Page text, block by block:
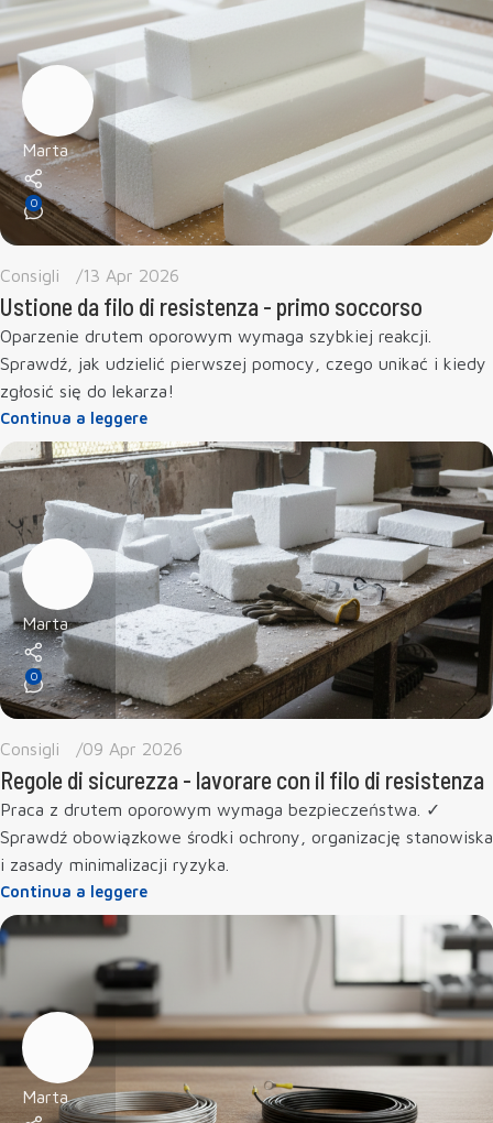
Marta
0
Consigli 13 Apr 2026
Ustione da filo di resistenza - primo soccorso
Oparzenie drutem oporowym wymaga szybkiej reakcji.
Sprawdź, jak udzielić pierwszej pomocy, czego unikać i kiedy
zgłosić się do lekarza!
Continua a leggere
Marta
0
Consigli 09 Apr 2026
Regole di sicurezza - lavorare con il filo di resistenza
Praca z drutem oporowym wymaga bezpieczeństwa. ✓
Sprawdź obowiązkowe środki ochrony, organizację stanowiska
i zasady minimalizacji ryzyka.
Continua a leggere
Marta